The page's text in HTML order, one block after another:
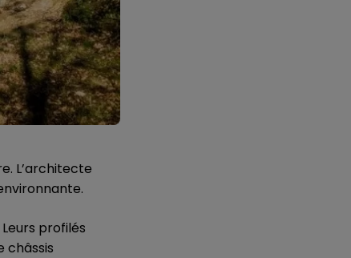
L’architecte
profilés
châssis